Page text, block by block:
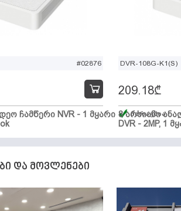
#02876
ჩამწერი NVR - 1 მყარი
DVR-108G-K1(S)
8 არხიანი
DVR - 2MP, 1
209.18₾
მარაგშია
და მოვლენები